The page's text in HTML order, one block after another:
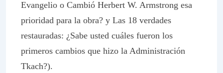
Evangelio o Cambió Herbert W. Armstrong esa
prioridad para la obra? y Las 18 verdades
restauradas: ¿Sabe usted cuáles fueron los
primeros cambios que hizo la Administración
Tkach?).